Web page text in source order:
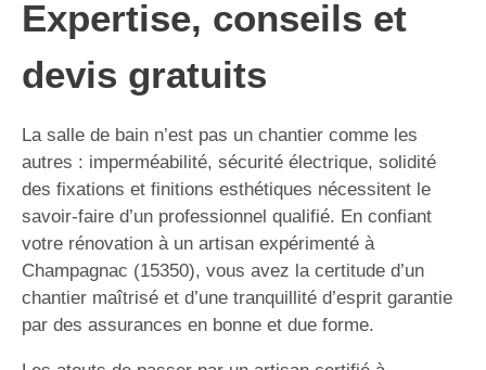
Expertise, conseils et
devis gratuits
La salle de bain n’est pas un chantier comme les
autres : imperméabilité, sécurité électrique, solidité
des fixations et finitions esthétiques nécessitent le
savoir-faire d’un professionnel qualifié. En confiant
votre rénovation à un artisan expérimenté à
Champagnac (15350), vous avez la certitude d’un
chantier maîtrisé et d’une tranquillité d’esprit garantie
par des assurances en bonne et due forme.